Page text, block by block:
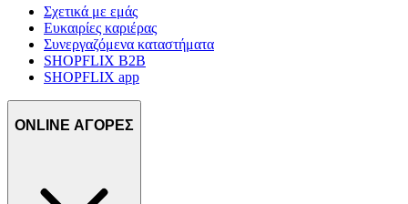
Σχετικά με εμάς
Ευκαιρίες καριέρας
Συνεργαζόμενα καταστήματα
SHOPFLIX B2B
SHOPFLIX app
ONLINE ΑΓΟΡΕΣ